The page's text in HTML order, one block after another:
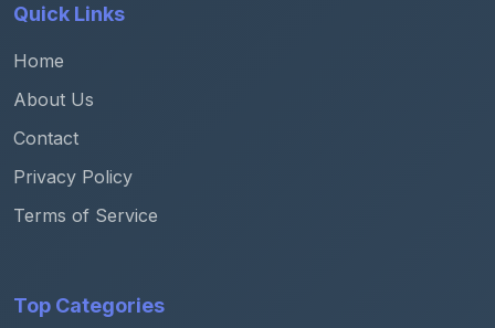
Quick Links
Home
About Us
Contact
Privacy Policy
Terms of Service
Top Categories